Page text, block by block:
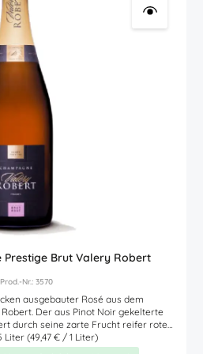
Prestige Brut Valery Robert
Prod.-Nr.: 3570
ausgebauter Rosé aus dem
Der aus Pinot Noir gekelterte
durch seine zarte Frucht reifer roter
Mousseux, seine filigrane
Liter (49,47 € / 1 Liter)